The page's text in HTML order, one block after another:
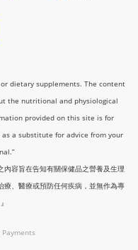
dietary supplements. The content
the nutritional and physiological
provided on this site is for
a substitute for advice from your
內容旨在告知有關保健品之營養及生理
、醫療或預防任何疾病，並無作為專
Payments